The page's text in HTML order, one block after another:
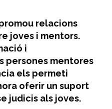
relacions
joves i mentors.
i
persones mentores
els permeti
oferir un suport
judicis als joves.